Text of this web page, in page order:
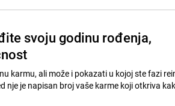
svoju godinu rođenja,
karmu, ali može i pokazati u kojoj ste fazi
nje je napisan broj vaše karme koji otkriva